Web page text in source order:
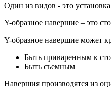
Один из видов - это
Y-образное навершие – это
Y-образное навершие может
Быть приваренным к
Быть съемным
Навершия производятся из